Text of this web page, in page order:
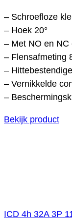
– Schroefloze
– Hoek 20°
– Met NO en NC
– Flensafmeting
–
– Vernikkelde
–
Bekijk product
ICD 4h 32A 3P